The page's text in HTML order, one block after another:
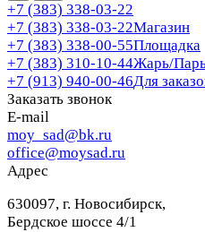
+7 (383) 338-03-22
+7 (383) 338-03-22Магазин
+7 (383) 338-00-55Площадка
+7 (383) 310-10-44Жарь/
+7 (913) 940-00-46Для
Заказать звонок
E-mail
moy_sad@bk.ru
office@moysad.ru
Адрес
630097, г. Новосибирск,
Бердское шоссе 4/1